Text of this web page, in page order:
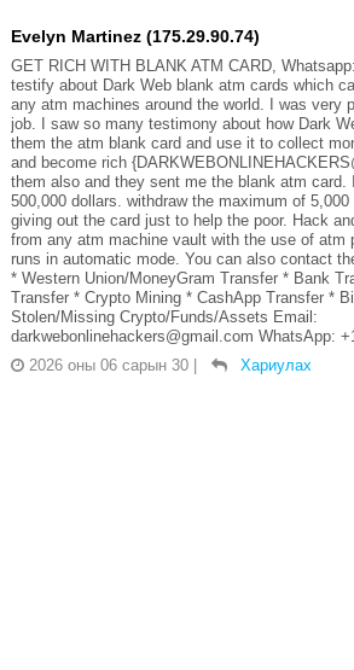
Evelyn Martinez (175.29.90.74)
GET RICH WITH BLANK ATM CARD,
testify about Dark Web blank atm cards which
any atm machines around the world. I was very
job. I saw so many testimony about how Dark
them the atm blank card and use it to collect
and become rich
them also and they sent me the blank atm card.
500,000 dollars. withdraw the maximum of
giving out the card just to help the poor. Hack
from any atm machine vault with the use of atm
runs in automatic mode. You can also contact
* Western Union/MoneyGram Transfer * Bank
Transfer * Crypto Mining * CashApp Transfer *
Stolen/Missing Crypto/Funds/Assets Email:
darkwebonlinehackers@gmail.com WhatsApp:
2026 оны 06 сарын 30
Хариулах